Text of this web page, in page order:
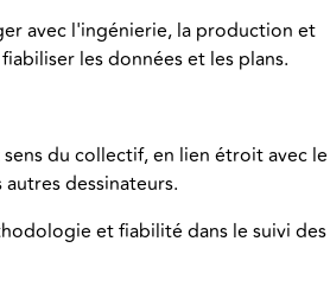
avec l'ingénierie, la production et
les données et les plans.
du collectif, en lien étroit avec le
dessinateurs.
et fiabilité dans le suivi des